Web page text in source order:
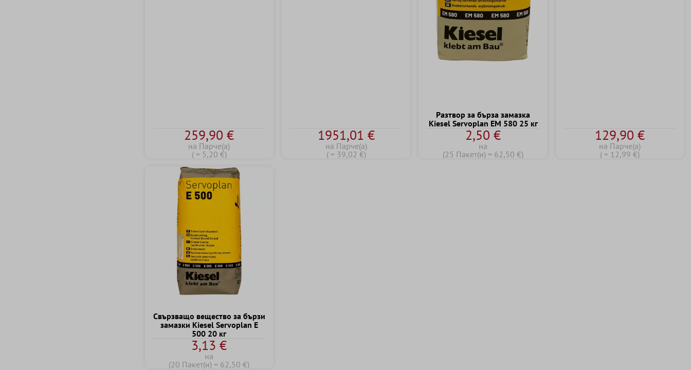
259,90 €
на Парче(а)
( = 5,20 €)
1951,01 €
на Парче(а)
( = 39,02 €)
Разтвор за бърза замазка
Kiesel Servoplan EM 580 25 кг
2,50 €
на
(25 Пакет(и) = 62,50 €)
129,90 €
на Парче(а)
( = 12,99 €)
Свързващо вещество за бързи
замазки Kiesel Servoplan E
500 20 кг
3,13 €
на
(20 Пакет(и) = 62,50 €)